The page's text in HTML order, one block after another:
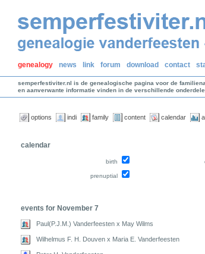
genealogy news link forum download contact
semperfestiviter.nl is de genealogische pagina voor de
en aanverwante informatie vinden in de verschillende
options indi family content calendar
calendar
birth
prenuptial
events for November 7
Paul(P.J.M.) Vanderfeesten x May Wilms
Wilhelmus F. H. Douven x Maria E. Vanderfeesten